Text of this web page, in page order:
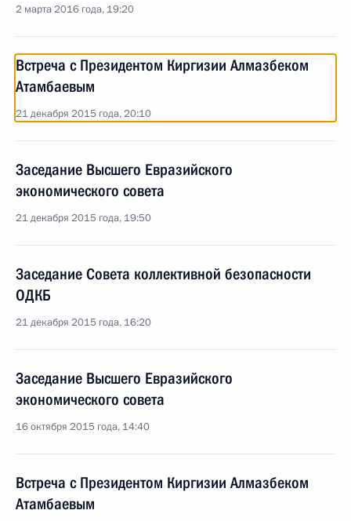
2 марта 2016 года, 19:20
Встреча с Президентом Киргизии Алмазбеком
Атамбаевым
21 декабря 2015 года, 20:10
Заседание Высшего Евразийского
экономического совета
21 декабря 2015 года, 19:50
Заседание Совета коллективной безопасности
ОДКБ
21 декабря 2015 года, 16:20
Заседание Высшего Евразийского
экономического совета
16 октября 2015 года, 14:40
Встреча с Президентом Киргизии Алмазбеком
Атамбаевым